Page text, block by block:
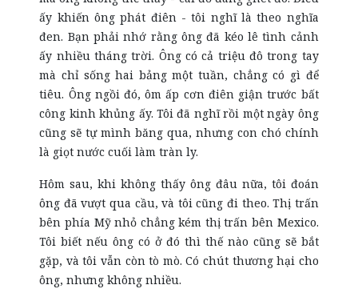
ấy khiến ông phát điên - tôi nghĩ là theo nghĩa
đen. Bạn phải nhớ rằng ông đã kéo lê tình cảnh
ấy nhiều tháng trời. Ông có cả triệu đô trong tay
mà chỉ sống hai bảng một tuần, chẳng có gì để
tiêu. Ông ngồi đó, ôm ấp cơn điên giận trước bất
công kinh khủng ấy. Tôi đã nghĩ rồi một ngày ông
cũng sẽ tự mình băng qua, nhưng con chó chính
là giọt nước cuối làm tràn ly.
Hôm sau, khi không thấy ông đâu nữa, tôi đoán
ông đã vượt qua cầu, và tôi cũng đi theo. Thị trấn
bên phía Mỹ nhỏ chẳng kém thị trấn bên Mexico.
Tôi biết nếu ông có ở đó thì thế nào cũng sẽ bắt
gặp, và tôi vẫn còn tò mò. Có chút thương hại cho
ông, nhưng không nhiều.